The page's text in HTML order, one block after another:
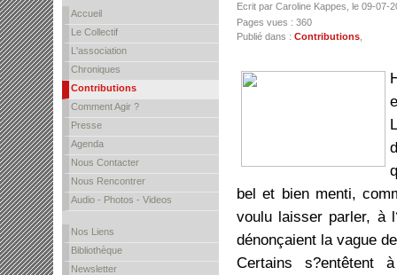
Accueil
Le Collectif
L'association
Chroniques
Contributions
Comment Agir ?
Presse
Agenda
Nous Contacter
Nous Rencontrer
Audio - Photos - Videos
Nos Liens
Bibliothèque
Newsletter
Ecrit par Caroline Kappes, le 09-07-
Pages vues : 360
Publié dans : Contributions
bel et bien menti,
voulu laisser parler, à
dénonçaient la vague
Certains s?entêtent